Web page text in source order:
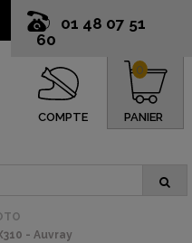
01 48 07 51
60
COMPTE PANIER
0
- Auvray